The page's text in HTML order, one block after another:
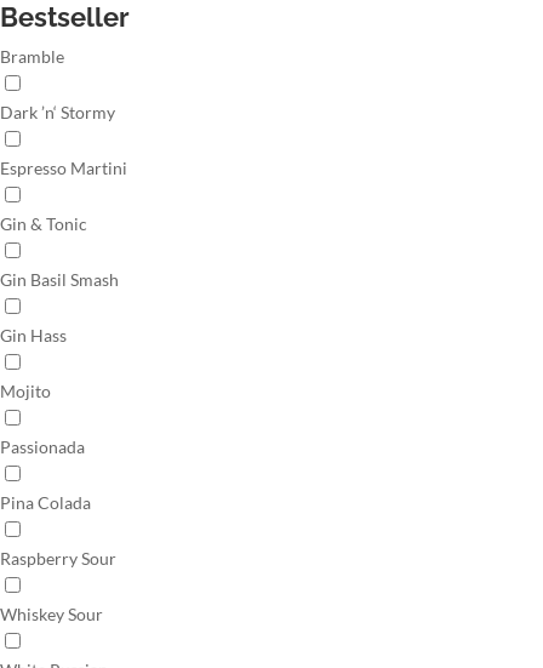
Bestseller
Bramble
Dark ’n‘ Stormy
Espresso Martini
Gin & Tonic
Gin Basil Smash
Gin Hass
Mojito
Passionada
Pina Colada
Raspberry Sour
Whiskey Sour